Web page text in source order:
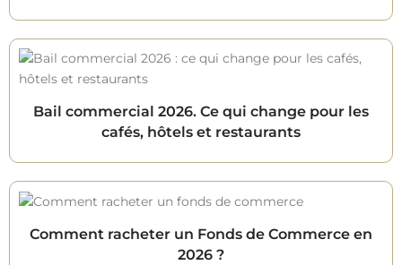
Bail commercial 2026. Ce qui change pour les
cafés, hôtels et restaurants
Comment racheter un Fonds de Commerce en
2026 ?